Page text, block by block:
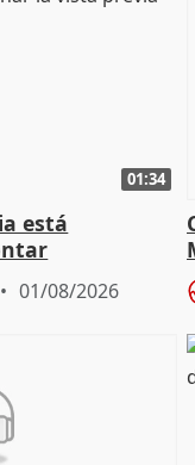
01:34
está
los escenarios"
01/08/2026